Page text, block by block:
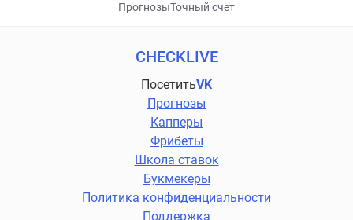
ПрогнозыТочный счет
CHECKLIVE
ПосетитьVK
Прогнозы
Капперы
Фрибеты
Школа ставок
Букмекеры
Политика конфиденциальности
Поддержка